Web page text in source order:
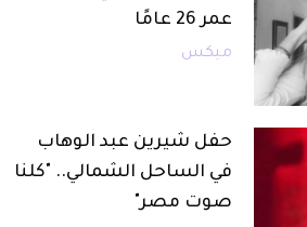
عمر 26 عامًا
ميكس
حفل شيرين عبد الوهاب
في الساحل الشمالي.. "كلنا
صوت مصر"